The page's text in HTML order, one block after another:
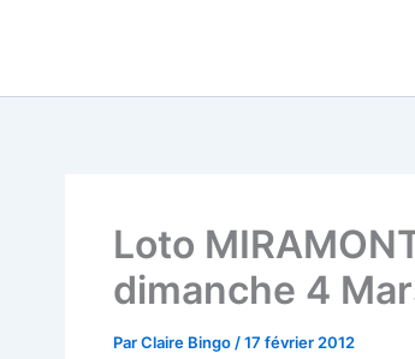
Loto
dimanche 4
ParClaire Bingo /17 février 2012